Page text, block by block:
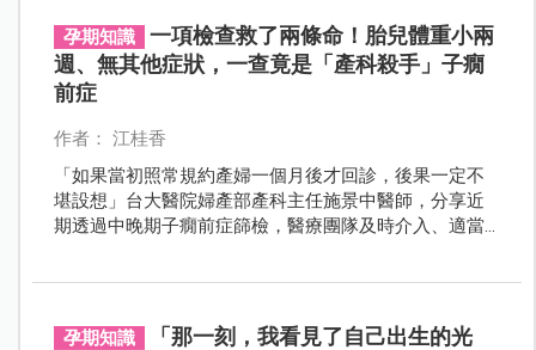
孕期知識
一項檢查救了兩條命！胎兒體重小兩
週、無其他症狀，一查竟是「產科殺手」子癇
前症
作者： 江桂香
「如果當初照常規約產婦一個月後才回診，後果一定不
堪設想」台大醫院婦產部產科主任施景中醫師，分享近
期透過中晚期子癇前症篩檢，醫療團隊及時介入、適當
孕期知識
「那一刻，我看見了自己出生的光